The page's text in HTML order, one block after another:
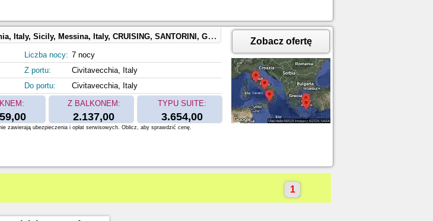
Messina, Italy, CRUISING, SANTORINI, GREECE, MYKONOS, GREECE, Naples, Capri, Italy
Liczba nocy: 7 nocy
Z portu:
Civitavecchia, Italy
Do portu:
Civitavecchia, Italy
Z BALKONEM:
2.137,00
TYPU SUITE:
3.654,00
Zobacz ofertę
zawierają ubezpieczenia i opłat serwisowych. Oblicz, aby sprawdzić cenę.
1